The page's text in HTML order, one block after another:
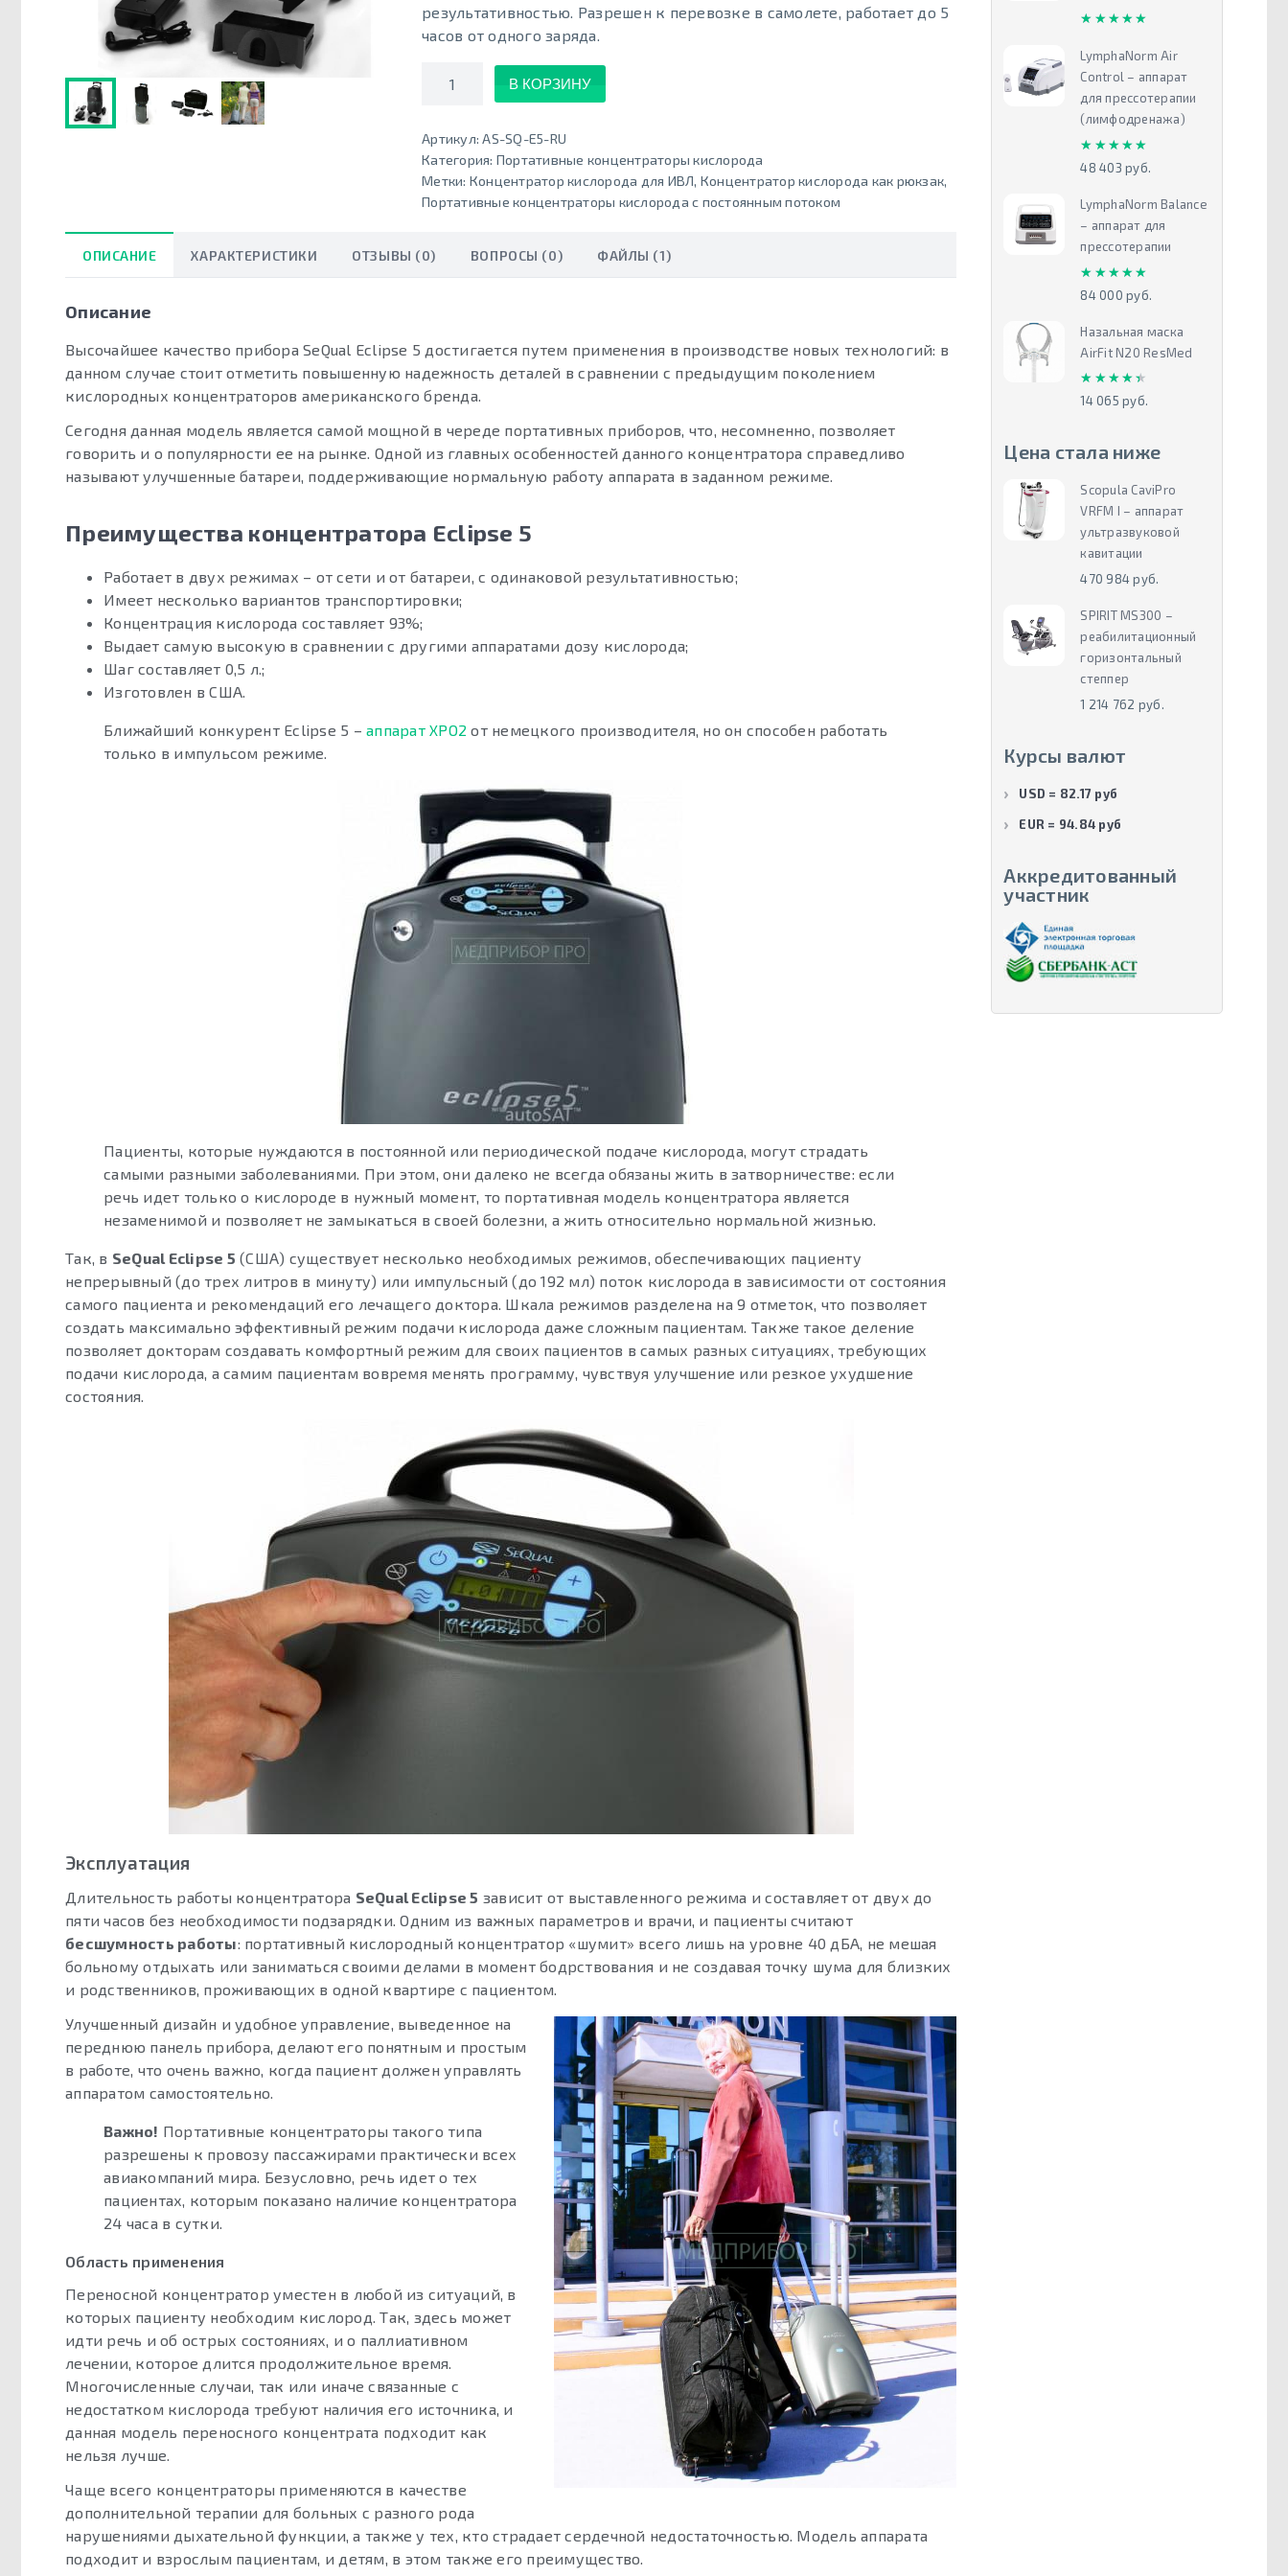
результативностью. Разрешен к перевозке в самолете, работает до 5
часов от одного заряда.
Количество
В КОРЗИНУ
Артикул:AS-SQ-E5-RU
Категория: Портативные концентраторы кислорода
Метки: Концентратор кислорода для ИВЛ, Концентратор кислорода как рюкзак,
Портативные концентраторы кислорода с постоянным потоком
ОПИСАНИЕ ХАРАКТЕРИСТИКИ ОТЗЫВЫ (0) ВОПРОСЫ (0) ФАЙЛЫ (1)
Описание
Высочайшее качество прибора SeQual Eclipse 5 достигается путем применения в производстве новых технологий: в
данном случае стоит отметить повышенную надежность деталей в сравнении с предыдущим поколением
кислородных концентраторов американского бренда.
Сегодня данная модель является самой мощной в череде портативных приборов, что, несомненно, позволяет
говорить и о популярности ее на рынке. Одной из главных особенностей данного концентратора справедливо
называют улучшенные батареи, поддерживающие нормальную работу аппарата в заданном режиме.
Преимущества концентратора Eclipse 5
Работает в двух режимах – от сети и от батареи, с одинаковой результативностью;
Имеет несколько вариантов транспортировки;
Концентрация кислорода составляет 93%;
Выдает самую высокую в сравнении с другими аппаратами дозу кислорода;
Шаг составляет 0,5 л.;
Изготовлен в США.
Ближайший конкурент Eclipse 5 – аппарат XPO2 от немецкого производителя, но он способен работать
только в импульсом режиме.
Пациенты, которые нуждаются в постоянной или периодической подаче кислорода, могут страдать
самыми разными заболеваниями. При этом, они далеко не всегда обязаны жить в затворничестве: если
речь идет только о кислороде в нужный момент, то портативная модель концентратора является
незаменимой и позволяет не замыкаться в своей болезни, а жить относительно нормальной жизнью.
Так, в SeQual Eclipse 5 (США) существует несколько необходимых режимов, обеспечивающих пациенту
непрерывный (до трех литров в минуту) или импульсный (до 192 мл) поток кислорода в зависимости от состояния
самого пациента и рекомендаций его лечащего доктора. Шкала режимов разделена на 9 отметок, что позволяет
создать максимально эффективный режим подачи кислорода даже сложным пациентам. Также такое деление
позволяет докторам создавать комфортный режим для своих пациентов в самых разных ситуациях, требующих
подачи кислорода, а самим пациентам вовремя менять программу, чувствуя улучшение или резкое ухудшение
состояния.
Эксплуатация
Длительность работы концентратора SeQual Eclipse 5 зависит от выставленного режима и составляет от двух до
пяти часов без необходимости подзарядки. Одним из важных параметров и врачи, и пациенты считают
бесшумность работы: портативный кислородный концентратор «шумит» всего лишь на уровне 40 дБА, не мешая
больному отдыхать или заниматься своими делами в момент бодрствования и не создавая точку шума для близких
и родственников, проживающих в одной квартире с пациентом.
Улучшенный дизайн и удобное управление, выведенное на
переднюю панель прибора, делают его понятным и простым
в работе, что очень важно, когда пациент должен управлять
аппаратом самостоятельно.
Важно! Портативные концентраторы такого типа
разрешены к провозу пассажирами практически всех
авиакомпаний мира. Безусловно, речь идет о тех
пациентах, которым показано наличие концентратора
24 часа в сутки.
Область применения
Переносной концентратор уместен в любой из ситуаций, в
которых пациенту необходим кислород. Так, здесь может
идти речь и об острых состояниях, и о паллиативном
лечении, которое длится продолжительное время.
Многочисленные случаи, так или иначе связанные с
недостатком кислорода требуют наличия его источника, и
данная модель переносного концентрата подходит как
нельзя лучше.
Чаще всего концентраторы применяются в качестве
дополнительной терапии для больных с разного рода
нарушениями дыхательной функции, а также у тех, кто страдает сердечной недостаточностью. Модель аппарата
подходит и взрослым пациентам, и детям, в этом также его преимущество.
★★★★★
★★★★★
LymphaNorm Air
Control – аппарат
для прессотерапии
(лимфодренажа)
★★★★★
★★★★★
48 403 руб.
LymphaNorm Balance
– аппарат для
прессотерапии
★★★★★
★★★★★
84 000 руб.
Назальная маска
AirFit N20 ResMed
★★★★★
★★★★★
14 065 руб.
Цена стала ниже
Scopula CaviPro
VRFM I – аппарат
ультразвуковой
кавитации
470 984 руб.
SPIRIT MS300 –
реабилитационный
горизонтальный
степпер
1 214 762 руб.
Курсы валют
USD = 82.17 руб
EUR = 94.84 руб
Аккредитованный
участник